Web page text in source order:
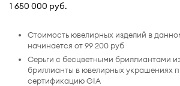
1 650 000 руб.
Стоимость ювелирных изделий в
начинается от 99 200 руб
Серьги с бесцветными бриллиантами
бриллианты в ювелирных украшениях
сертификацию GIA